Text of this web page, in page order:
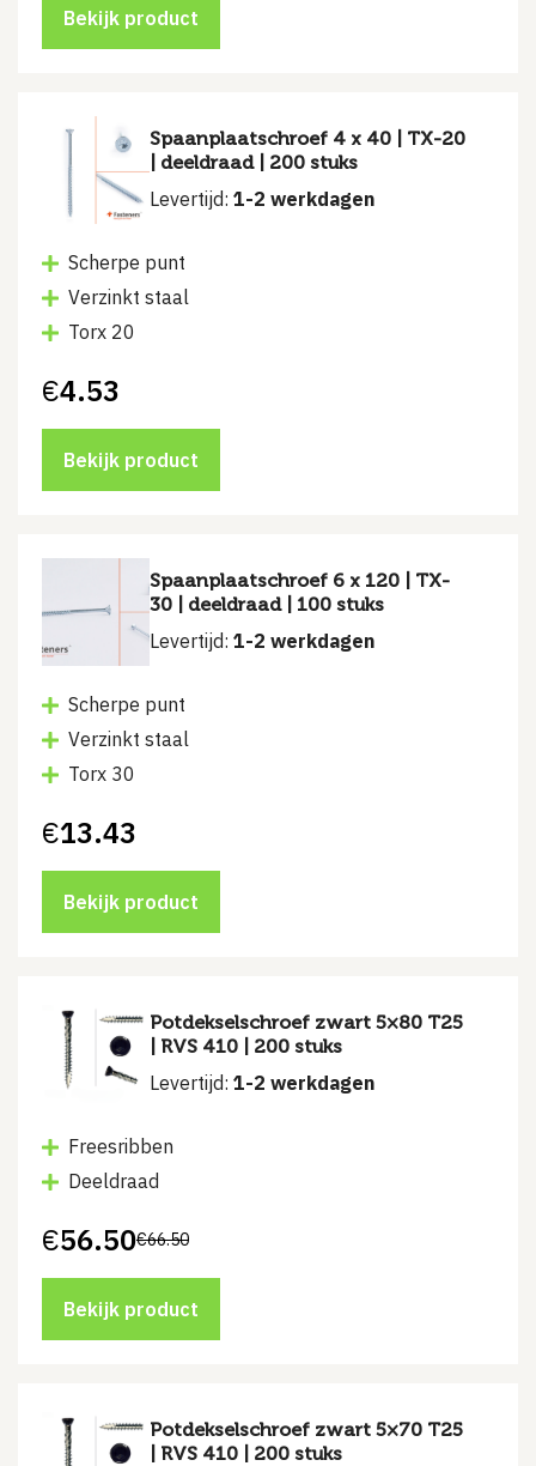
€4.53.
€3.20.
Bekijk product
Spaanplaatschroef 4 x 40 | TX-20
| deeldraad | 200 stuks
Levertijd: 1-2 werkdagen
Scherpe punt
Verzinkt staal
Torx 20
€4.53
Bekijk product
Spaanplaatschroef 6 x 120 | TX-
30 | deeldraad | 100 stuks
Levertijd: 1-2 werkdagen
Scherpe punt
Verzinkt staal
Torx 30
€13.43
Bekijk product
Potdekselschroef zwart 5×80 T25
| RVS 410 | 200 stuks
Levertijd: 1-2 werkdagen
Freesribben
Deeldraad
€66.50
Oorspronkelijke
was:
€66.50.
€56.50
Huidige
is:
€56.50.
Bekijk product
Potdekselschroef zwart 5×70 T25
| RVS 410 | 200 stuks